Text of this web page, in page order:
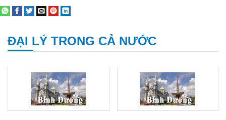
ĐẠI LÝ TRONG CẢ NƯỚC